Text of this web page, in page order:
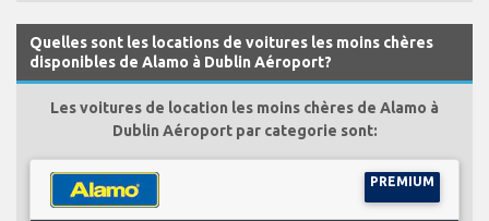
Quelles sont les locations de voitures les moins chères
disponibles de Alamo à Dublin Aéroport?
Les voitures de location les moins chères de Alamo à
Dublin Aéroport par categorie sont:
PREMIUM